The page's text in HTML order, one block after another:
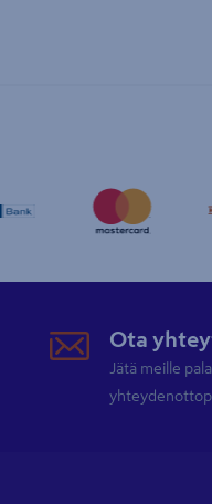
Ota
Jätä meille